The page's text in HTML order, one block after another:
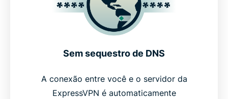
Sem sequestro de DNS
A conexão entre você e o servidor da
ExpressVPN é automaticamente